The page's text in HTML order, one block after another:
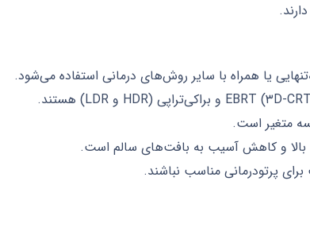
یا همراه با سایر روش‌های درمانی استفاده می‌شود.
پرتودرمانی مناسب نباشند.